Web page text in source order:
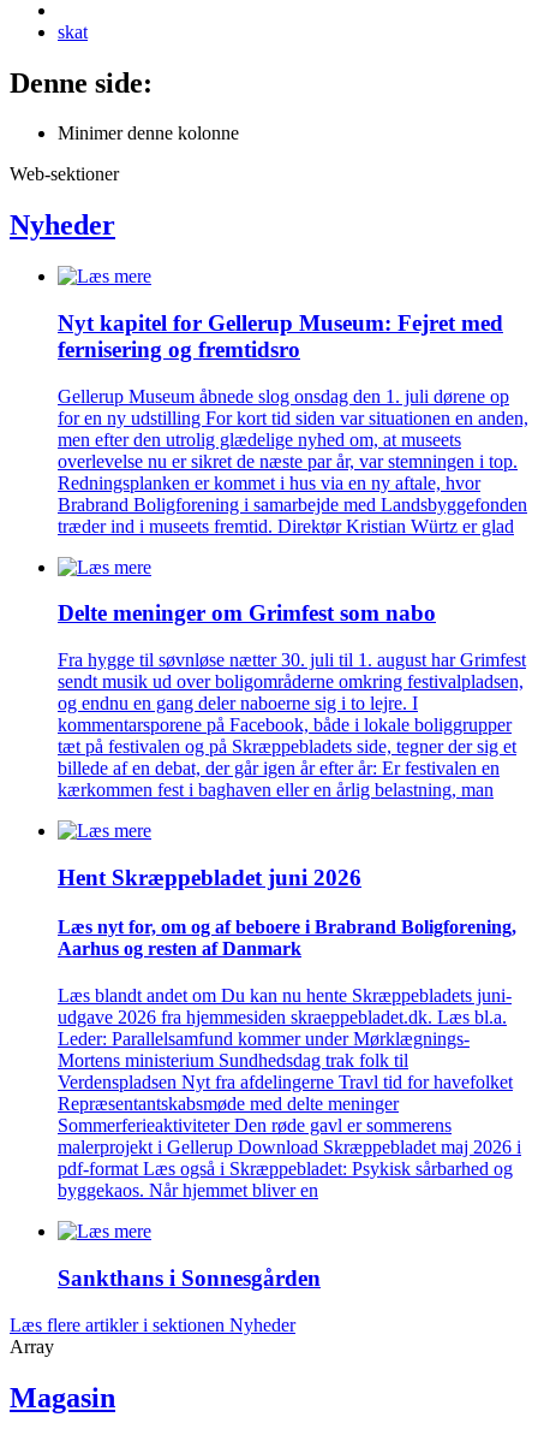
skat
Denne side:
Minimer denne kolonne
Web-sektioner
Nyheder
Nyt kapitel for Gellerup Museum: Fejret med
fernisering og fremtidsro
Gellerup Museum åbnede slog onsdag den 1. juli dørene op
for en ny udstilling For kort tid siden var situationen en anden,
men efter den utrolig glædelige nyhed om, at museets
overlevelse nu er sikret de næste par år, var stemningen i top.
Redningsplanken er kommet i hus via en ny aftale, hvor
Brabrand Boligforening i samarbejde med Landsbyggefonden
træder ind i museets fremtid. Direktør Kristian Würtz er glad
Delte meninger om Grimfest som nabo
Fra hygge til søvnløse nætter 30. juli til 1. august har Grimfest
sendt musik ud over boligområderne omkring festivalpladsen,
og endnu en gang deler naboerne sig i to lejre. I
kommentarsporene på Facebook, både i lokale boliggrupper
tæt på festivalen og på Skræppebladets side, tegner der sig et
billede af en debat, der går igen år efter år: Er festivalen en
kærkommen fest i baghaven eller en årlig belastning, man
Hent Skræppe­bladet juni 2026
Læs nyt for, om og af beboere i Brabrand Bolig­forening,
Aarhus og resten af Danmark
Læs blandt andet om Du kan nu hente Skræppebladets juni-
udgave 2026 fra hjemmesiden skraeppebladet.dk. Læs bl.a.
Leder: Parallelsamfund kommer under Mørklægnings-
Mortens ministerium Sundhedsdag trak folk til
Verdenspladsen Nyt fra afdelingerne Travl tid for havefolket
Repræsentantskabsmøde med delte meninger
Sommerferieaktiviteter Den røde gavl er sommerens
malerprojekt i Gellerup Download Skræppebladet maj 2026 i
pdf-format Læs også i Skræppebladet: Psykisk sårbarhed og
byggekaos. Når hjemmet bliver en
Sankthans i Sonnes­gården
Læs flere artikler i sektionen Nyheder
Array
Magasin